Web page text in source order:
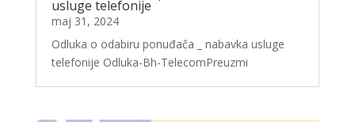
usluge telefonije
maj 31, 2024
Odluka o odabiru ponuđača _ nabavka usluge
telefonije Odluka-Bh-TelecomPreuzmi